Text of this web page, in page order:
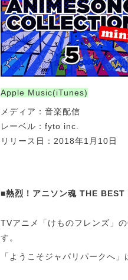
Apple Music(iTunes)
メディア：音楽配信
レーベル：fyto inc.
リリース日：2018年1月10日
■熱烈！アニソン魂 THE BEST
TVアニメ「けものフレンズ」
す。
「ようこそジャパリパークへ